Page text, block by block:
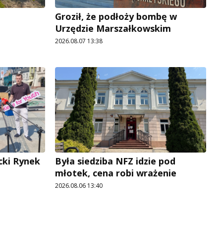
Groził, że podłoży bombę w
Urzędzie Marszałkowskim
2026.08.07 13:38
Rynek
Była siedziba NFZ idzie pod
młotek, cena robi wrażenie
2026.08.06 13:40